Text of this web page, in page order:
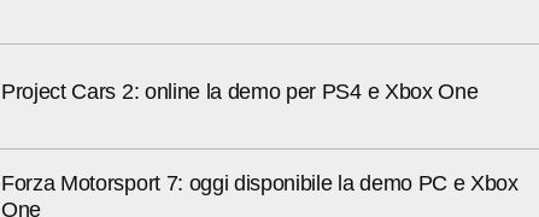
Project Cars 2: online la demo per PS4 e Xbox One
Forza Motorsport 7: oggi disponibile la demo PC e Xbox
One